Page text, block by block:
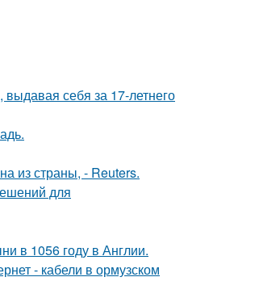
себя за 17-летнего
из страны, - Reuters.
для
в 1056 году в Англии.
- кабели в ормузском